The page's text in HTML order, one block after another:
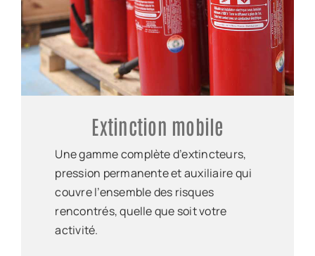
Extinction mobile
Une gamme complète d’extincteurs,
pression permanente et auxiliaire qui
couvre l’ensemble des risques
rencontrés, quelle que soit votre
activité.